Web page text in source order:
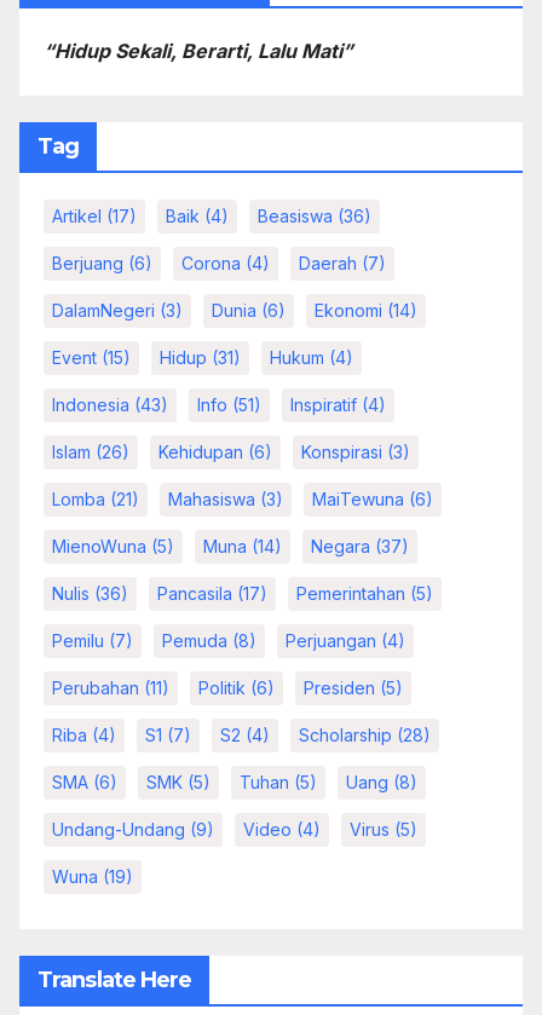
“Hidup Sekali, Berarti, Lalu Mati”
Tag
Artikel (17) Baik (4) Beasiswa (36)
Berjuang (6) Corona (4) Daerah (7)
DalamNegeri (3) Dunia (6) Ekonomi (14)
Event (15) Hidup (31) Hukum (4)
Indonesia (43) Info (51) Inspiratif (4)
Islam (26) Kehidupan (6) Konspirasi (3)
Lomba (21) Mahasiswa (3) MaiTewuna (6)
MienoWuna (5) Muna (14) Negara (37)
Nulis (36) Pancasila (17) Pemerintahan (5)
Pemilu (7) Pemuda (8) Perjuangan (4)
Perubahan (11) Politik (6) Presiden (5)
Riba (4) S1 (7) S2 (4) Scholarship (28)
SMA (6) SMK (5) Tuhan (5) Uang (8)
Undang-Undang (9) Video (4) Virus (5)
Wuna (19)
Translate Here